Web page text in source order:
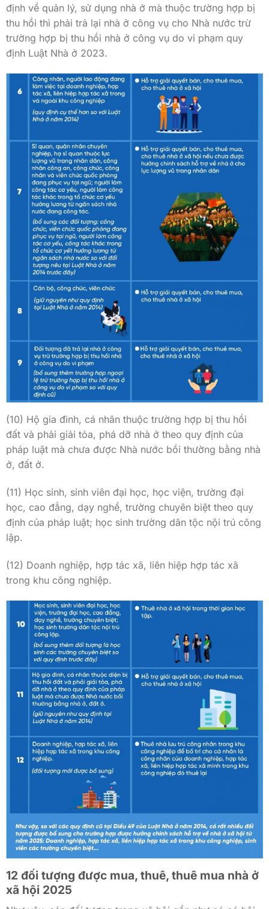
định về quản lý, sử dụng nhà ở mà thuộc trường hợp bị
thu hồi thì phải trả lại nhà ở công vụ cho Nhà nước trừ
trường hợp bị thu hồi nhà ở công vụ do vi phạm quy
định Luật Nhà ở 2023.
(10) Hộ gia đình, cá nhân thuộc trường hợp bị thu hồi
đất và phải giải tỏa, phá dỡ nhà ở theo quy định của
pháp luật mà chưa được Nhà nước bồi thường bằng nhà
ở, đất ở.
(11) Học sinh, sinh viên đại học, học viện, trường đại
học, cao đẳng, dạy nghề, trường chuyên biệt theo quy
định của pháp luật; học sinh trường dân tộc nội trú công
lập.
(12) Doanh nghiệp, hợp tác xã, liên hiệp hợp tác xã
trong khu công nghiệp.
12 đối tượng được mua, thuê, thuê mua nhà ở
xã hội 2025